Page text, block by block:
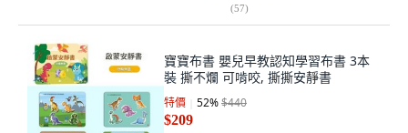
(57)
寶寶布書 嬰兒早教認知學習布書 3本
裝 撕不爛 可啃咬, 撕撕安靜書
特價 52%$440
$209